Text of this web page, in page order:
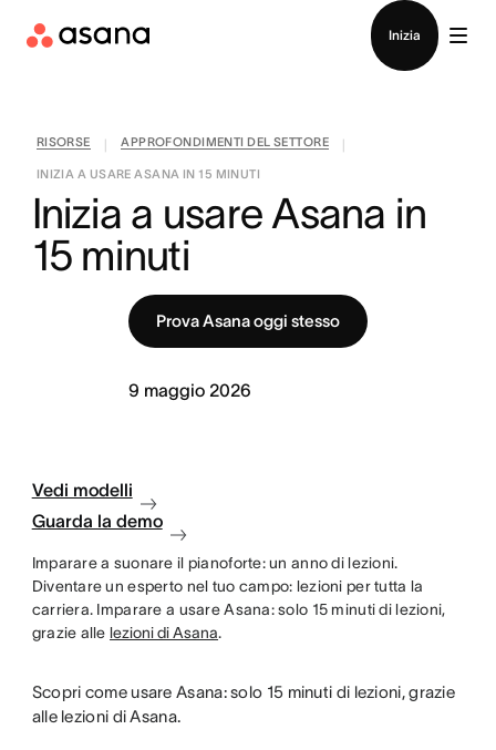
Inizia
RISORSE APPROFONDIMENTI DEL SETTORE
INIZIA A USARE ASANA IN 15 MINUTI
Inizia a usare Asana in
15 minuti
Prova Asana oggi stesso
9 maggio 2026
Vedi modelli
Guarda la demo
Imparare a suonare il pianoforte: un anno di lezioni.
Diventare un esperto nel tuo campo: lezioni per tutta la
carriera. Imparare a usare Asana: solo 15 minuti di lezioni,
grazie alle lezioni di Asana.
Scopri come usare Asana: solo 15 minuti di lezioni, grazie
alle lezioni di Asana.